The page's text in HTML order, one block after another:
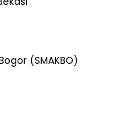
(SMAKBO)